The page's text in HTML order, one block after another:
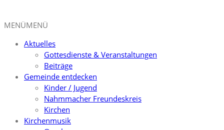
MENÜMENÜ
Aktuelles
Gottesdienste & Veranstaltungen
Beiträge
Gemeinde entdecken
Kinder / Jugend
Nahmmacher Freundeskreis
Kirchen
Kirchenmusik